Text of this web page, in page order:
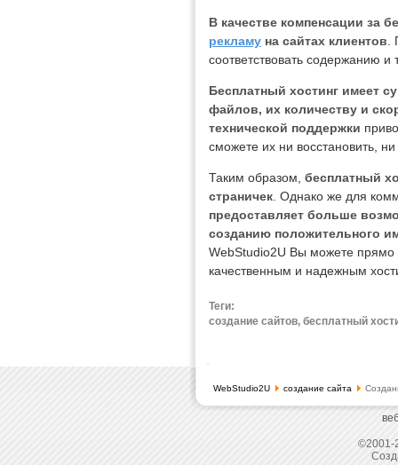
В качестве компенсации за
рекламу на сайтах клиентов.
соответствовать содержанию и
Бесплатный хостинг имеет
файлов, их количеству и
технической поддержки
сможете их ни восстановить,
Таким образом, бесплатный
страничек. Однако же для
предоставляет больше
созданию положительного
WebStudio2U Вы можете прямо
качественным и надежным
Теги:
создание сайтов, бесплатный
WebStudio2U создание сайта
©2001-